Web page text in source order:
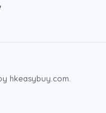
hkeasybuy.com.